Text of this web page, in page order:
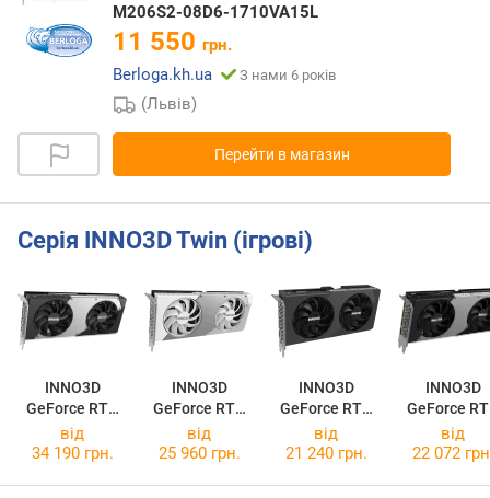
M206S2-08D6-1710VA15L
11 550 грн.
Berloga.kh.ua
З нами 6 років
(Львів)
Перейти в магазин
Серія INNO3D Twin (ігрові)
INNO3D
GeForce RTX
5070 TWIN X2
INNO3D
GeForce RTX
5060 TWIN X2
OC WHITE
INNO3D
GeForce RTX
5060 TWIN X2
INNO3D
GeForce
5060 Ti
TWIN X2
від
34 190 грн.
від
25 960 грн.
від
21 240 грн.
від
22 072